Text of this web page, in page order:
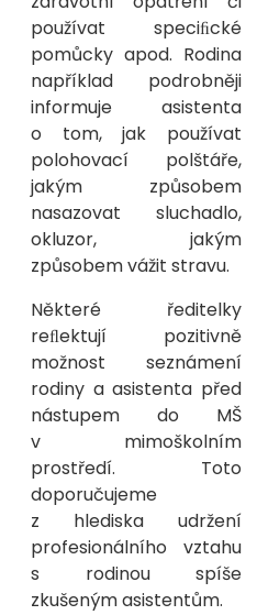
používat speciﬁcké
pomůcky apod. Rodina
například podrobněji
informuje asistenta
o tom, jak používat
polohovací polštáře,
jakým způsobem
nasazovat sluchadlo,
okluzor, jakým
způsobem vážit stravu.
Některé ředitelky
reﬂektují pozitivně
možnost seznámení
rodiny a asistenta před
nástupem do MŠ
v mimoškolním
prostředí. Toto
doporučujeme
z hlediska udržení
profesionálního vztahu
s rodinou spíše
zkušeným asistentům.